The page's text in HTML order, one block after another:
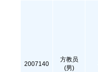
2007140
方教员
(男)